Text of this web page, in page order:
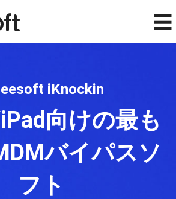
☰
iKnockin
向けの最も
バイパスソ
フト